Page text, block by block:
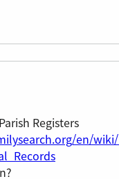
Registers
en/wiki/